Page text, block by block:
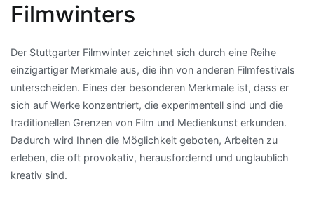
Filmwinters
Der Stuttgarter Filmwinter zeichnet sich durch eine Reihe
einzigartiger Merkmale aus, die ihn von anderen Filmfestivals
unterscheiden. Eines der besonderen Merkmale ist, dass er
sich auf Werke konzentriert, die experimentell sind und die
traditionellen Grenzen von Film und Medienkunst erkunden.
Dadurch wird Ihnen die Möglichkeit geboten, Arbeiten zu
erleben, die oft provokativ, herausfordernd und unglaublich
kreativ sind.